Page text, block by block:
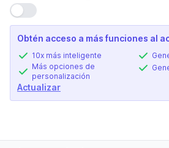
Usar configuración
Obtén acceso a más funciones al
10x más inteligente
Más opciones de
personalización
Actualizar